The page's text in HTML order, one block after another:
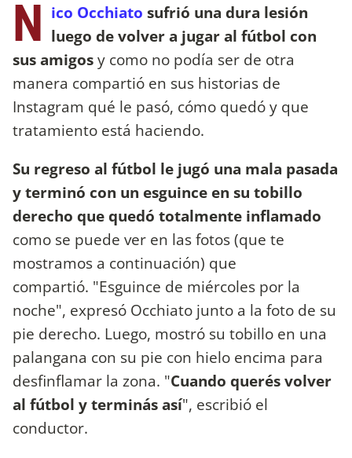
N ico Occhiato sufrió una dura lesión
luego de volver a jugar al fútbol con
sus amigosy como no podía ser de otra
manera compartió en sus historias de
Instagram qué le pasó, cómo quedó y que
tratamiento está haciendo.
Su regreso al fútbol le jugó una mala pasada
y terminó con un esguince en su tobillo
derecho que quedó totalmente inflamado
como se puede ver en las fotos (que te
mostramos a continuación) que
compartió. "Esguince de miércoles por la
noche", expresó Occhiato junto a la foto de su
pie derecho. Luego, mostró su tobillo en una
palangana con su pie con hielo encima para
desfinflamar la zona. "Cuando querés volver
al fútbol y terminás así", escribió el
conductor.